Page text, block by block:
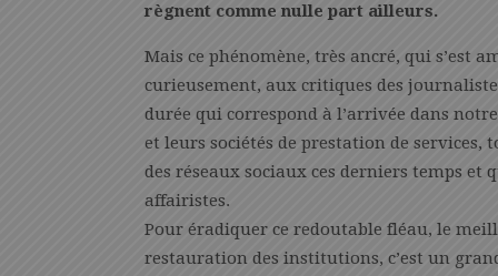
règnent comme nulle part ailleurs.
Mais ce phénomène, très ancré, qui s’est
curieusement, aux critiques des
durée qui correspond à l’arrivée dans
et leurs sociétés de prestation de
des réseaux sociaux ces derniers temps
affairistes.
Pour éradiquer ce redoutable fléau, le
restauration des institutions, c’est un